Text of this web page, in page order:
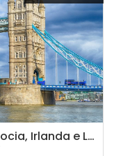
As Maravilhas da Inglaterra, Escocia, Irlanda e Londres Guia espanhol - 2026/2027